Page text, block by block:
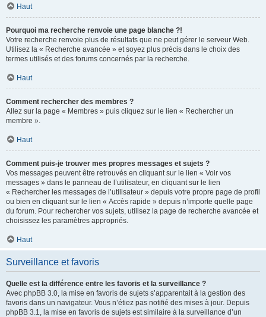
Haut
Pourquoi ma recherche renvoie une page blanche ?!
Votre recherche renvoie plus de résultats que ne peut gérer le serveur Web.
Utilisez la « Recherche avancée » et soyez plus précis dans le choix des
termes utilisés et des forums concernés par la recherche.
Haut
Comment rechercher des membres ?
Allez sur la page « Membres » puis cliquez sur le lien « Rechercher un
membre ».
Haut
Comment puis-je trouver mes propres messages et sujets ?
Vos messages peuvent être retrouvés en cliquant sur le lien « Voir vos
messages » dans le panneau de l’utilisateur, en cliquant sur le lien
« Rechercher les messages de l’utilisateur » depuis votre propre page de profil
ou bien en cliquant sur le lien « Accès rapide » depuis n’importe quelle page
du forum. Pour rechercher vos sujets, utilisez la page de recherche avancée et
choisissez les paramètres appropriés.
Haut
Surveillance et favoris
Quelle est la différence entre les favoris et la surveillance ?
Avec phpBB 3.0, la mise en favoris de sujets s’apparentait à la gestion des
favoris dans un navigateur. Vous n’étiez pas notifié des mises à jour. Depuis
phpBB 3.1, la mise en favoris de sujets est similaire à la surveillance d’un